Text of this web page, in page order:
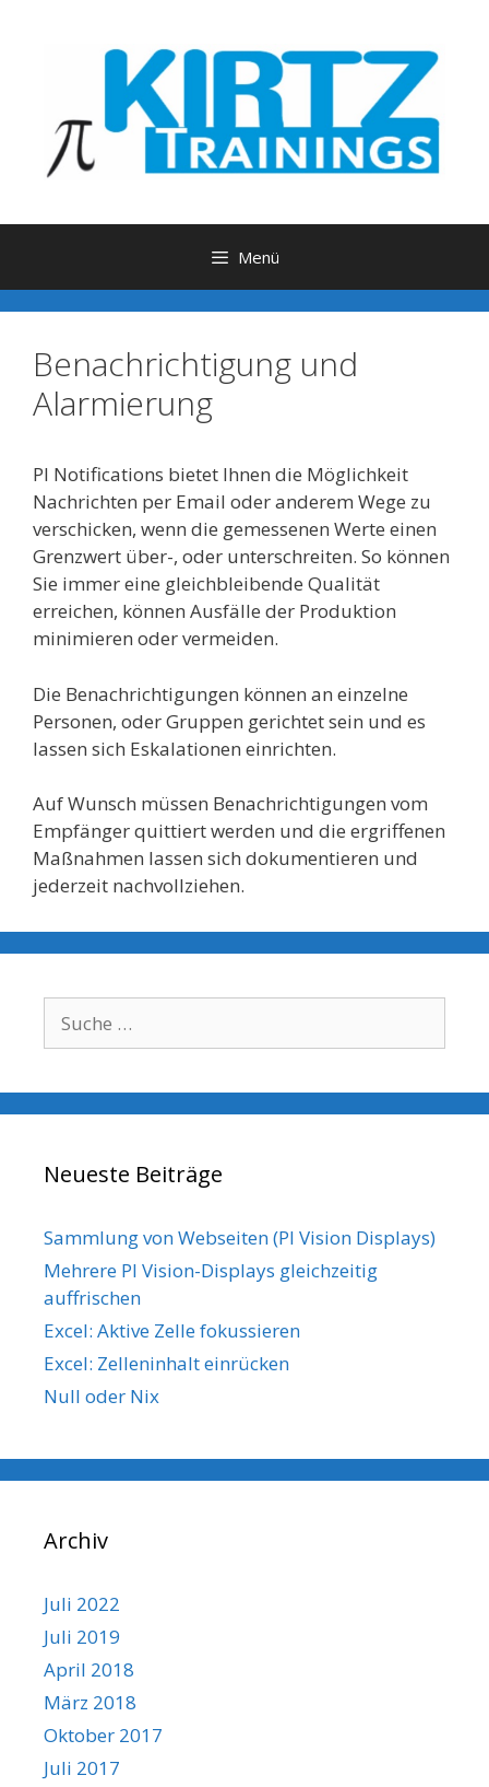
Menü
Benachrichtigung und
Alarmierung
PI Notifications bietet Ihnen die Möglichkeit
Nachrichten per Email oder anderem Wege zu
verschicken, wenn die gemessenen Werte einen
Grenzwert über-, oder unterschreiten. So können
Sie immer eine gleichbleibende Qualität
erreichen, können Ausfälle der Produktion
minimieren oder vermeiden.
Die Benachrichtigungen können an einzelne
Personen, oder Gruppen gerichtet sein und es
lassen sich Eskalationen einrichten.
Auf Wunsch müssen Benachrichtigungen vom
Empfänger quittiert werden und die ergriffenen
Maßnahmen lassen sich dokumentieren und
jederzeit nachvollziehen.
nach:
Neueste Beiträge
Sammlung von Webseiten (PI Vision Displays)
Mehrere PI Vision-Displays gleichzeitig
auffrischen
Excel: Aktive Zelle fokussieren
Excel: Zelleninhalt einrücken
Null oder Nix
Archiv
Juli 2022
Juli 2019
April 2018
März 2018
Oktober 2017
Juli 2017